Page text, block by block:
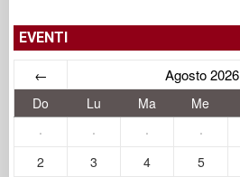
EVENTI
← Agosto 2026
Do Lu Ma Me
·
· · ·
2
3 4 5